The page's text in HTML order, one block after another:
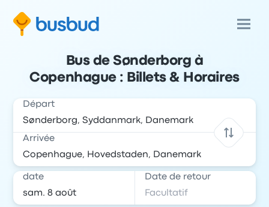
Bus de Sønderborg à
Copenhague : Billets & Horaires
Départ
Arrivée
date Date de retour